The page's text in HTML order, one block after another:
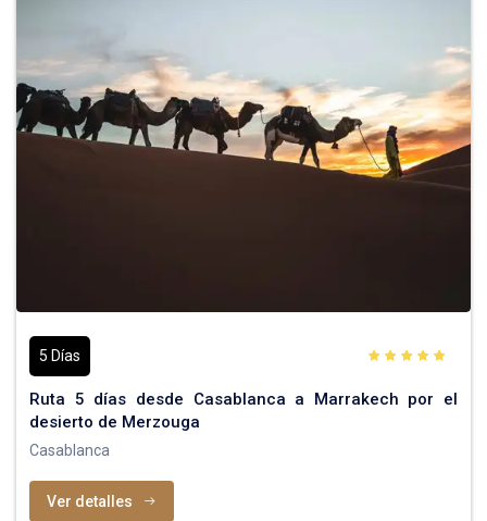
5 Días
Ruta 5 días desde Casablanca a Marrakech por el
desierto de Merzouga
Casablanca
Ver detalles